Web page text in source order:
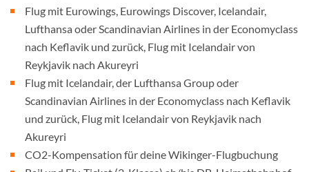
Flug mit Eurowings, Eurowings Discover, Icelandair,
Lufthansa oder Scandinavian Airlines in der Economyclass
nach Keflavik und zurück, Flug mit Icelandair von
Reykjavik nach Akureyri
Flug mit Icelandair, der Lufthansa Group oder
Scandinavian Airlines in der Economyclass nach Keflavik
und zurück, Flug mit Icelandair von Reykjavik nach
Akureyri
CO2-Kompensation für deine Wikinger-Flugbuchung